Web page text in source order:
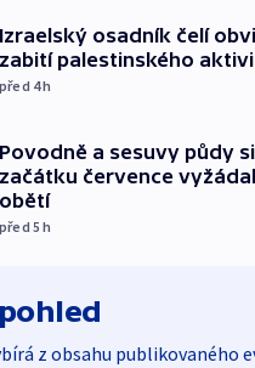
Izraelský osadník čelí
zabití palestinského
před 4h
Povodně a sesuvy půdy
začátku července
obětí
před 5h
z obsahu publikovaného